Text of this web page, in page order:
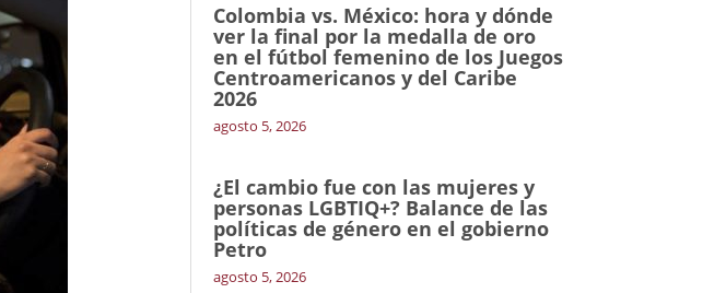
Colombia vs. México: hora y dónde
ver la final por la medalla de oro
en el fútbol femenino de los Juegos
Centroamericanos y del Caribe
2026
agosto 5, 2026
¿El cambio fue con las mujeres y
personas LGBTIQ+? Balance de las
políticas de género en el gobierno
Petro
agosto 5, 2026